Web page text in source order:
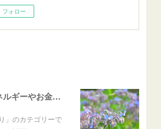
フォロー
時間はかかるが、エネルギーやお金がかからない土づくりの方法
」のカテゴリーで